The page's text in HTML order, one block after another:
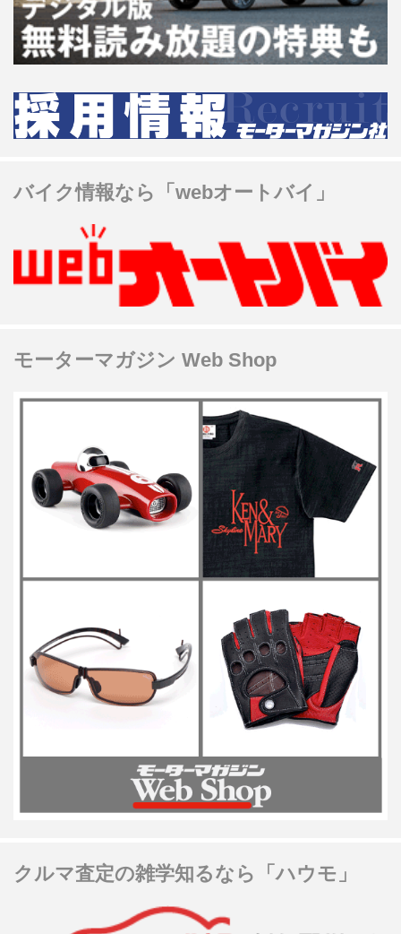
バイク情報なら「webオートバイ」
モーターマガジン Web Shop
クルマ査定の雑学知るなら「ハウモ」